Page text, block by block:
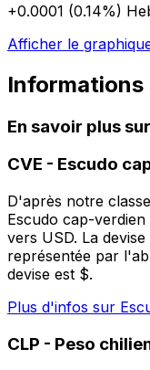
+0.0001 (0.14%)
Afficher le
Informations
En savoir plus
CVE - Escudo
D'après notre
Escudo cap-
vers USD. La
représentée par
devise est $.
Plus d'infos sur
CLP - Peso